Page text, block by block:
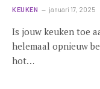
KEUKEN januari 17, 2025
Is jouw keuken toe
helemaal opnieuw
hot…